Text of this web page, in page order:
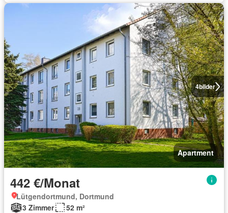
4bilder
Apartment
442 €/Monat
Lütgendortmund, Dortmund
3 Zimmer
52 m²